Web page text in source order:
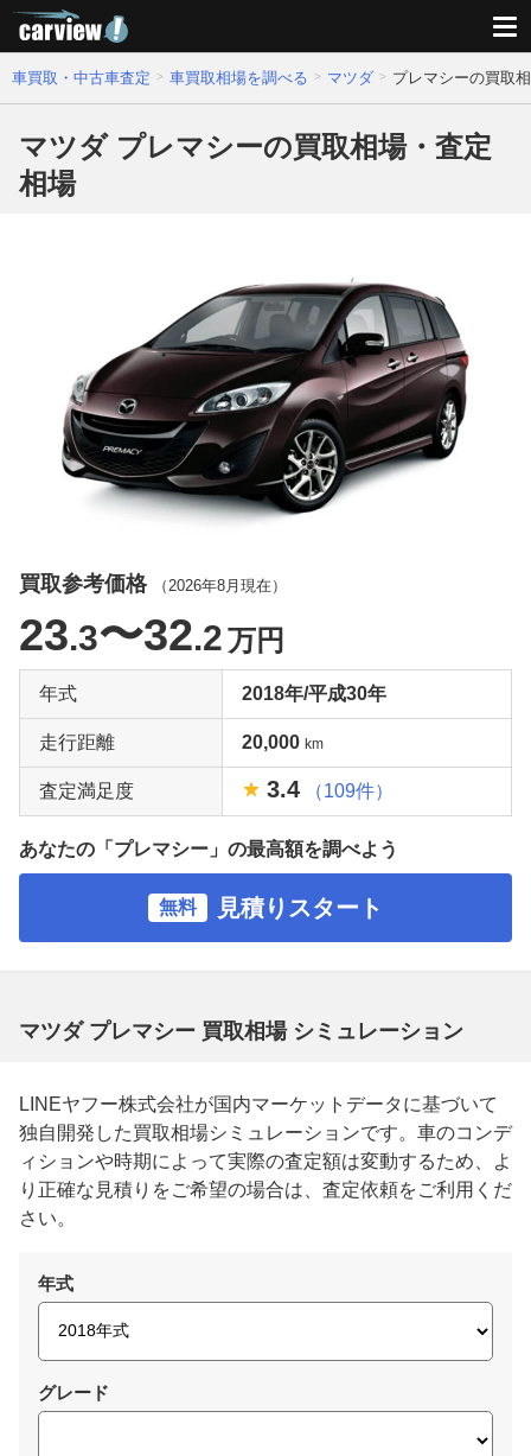
車買取・中古車査定 車買取相場を調べる マツダ プレマシーの買取
マツダ プレマシーの買取相場・査定
相場
買取参考価格 （ 2026年8月 現在）
23.3〜32.2万円
年式 2018年/平成30年
走行距離 20,000 km
査定満足度 3.4 （109件）
あなたの「プレマシー」の最高額を調べよう
無料 見積りスタート
マツダ プレマシー 買取相場 シミュレーション
LINEヤフー株式会社が国内マーケットデータに基づいて
独自開発した買取相場シミュレーションです。車のコンデ
ィションや時期によって実際の査定額は変動するため、よ
り正確な見積りをご希望の場合は、査定依頼をご利用くだ
さい。
年式
グレード